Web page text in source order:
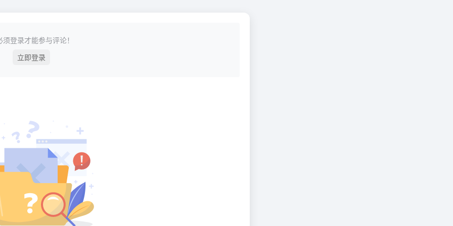
须登录才能参与评论！
立即登录